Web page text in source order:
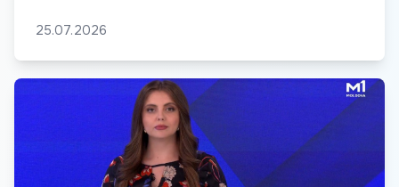
25.07.2026